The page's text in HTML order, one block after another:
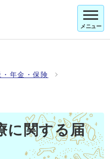
メニュー
・年金・保険
に関する届